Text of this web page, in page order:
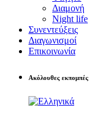
Διαμονή
Night life
Συνεντεύξεις
Διαγωνισμοί
Επικοινωνία
Ακόλουθες εκπομπές